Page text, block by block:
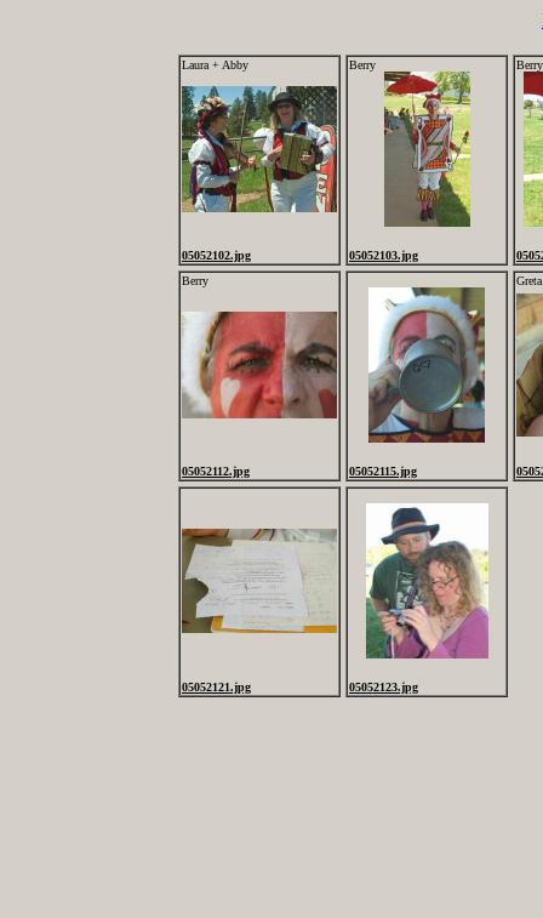
Laura + Abby
05052102.jpg
Berry
05052103.jpg
Berry
Berry
05052112.jpg 05052115.jpg
Greta
05052121.jpg 05052123.jpg